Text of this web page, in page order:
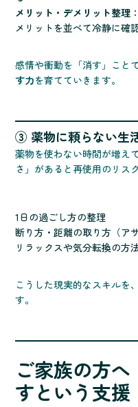
メリット・デメリット整理
メリットを並べて冷静に確
感情や衝動を「消す」こと
す力を育てていきます。
③ 薬物に頼らない生
薬物を使わない時間が増え
さ」があると再使用のリス
1日の過ごし方の整理
断り方・距離の取り方（ア
リラックスや気分転換の方
こうした現実的なスキルを
す。
ご家族の方
すという支援